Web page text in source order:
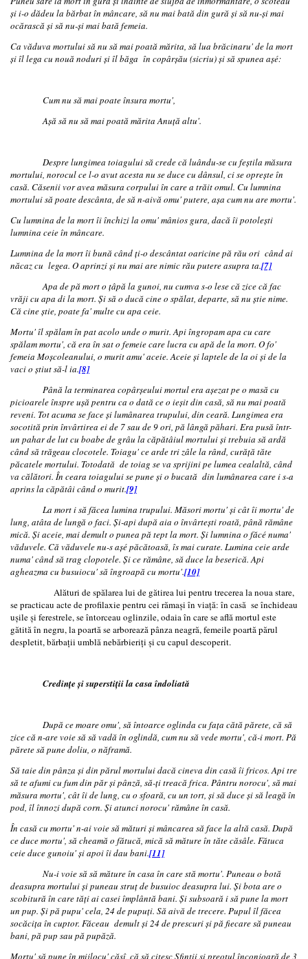
şi i-o dădeu la bărbat în mâncare, să nu mai bată din gură şi să nu-şi mai
ocărască şi să nu-şi mai bată femeia.
Ca văduva mortului să nu să mai poată mărita, să lua brăcinaru' de la mort
şi îl lega cu nouă noduri şi îl băga în copârşău (sicriu) şi să spunea aşé:
Cum nu să mai poate însura mortu',
Aşă să nu să mai poată mărita Anuţă altu'.
Despre lungimea toiagului să crede că luându-se cu feştila măsura
mortului, norocul ce l-o avut acesta nu se duce cu dânsul, ci se opreşte în
casă. Căsenii vor avea măsura corpului în care a trăit omul. Cu lumnina
mortului să poate descânta, de să n-aivă omu' putere, aşa cum nu are mortu'.
Cu lumnina de la mort îi închizi la omu' mânios gura, dacă îi potoleşti
lumnina ceie în mâncare.
Lumnina de la mort îi bună când ţi-o descântat oaricine pă rău ori când ai
năcaz cu legea. O aprinzi şi nu mai are nimic rău putere asupra ta.[7]
Apa de pă mort o ţâpă la gunoi, nu cumva s-o lese că zice că fac
vrăji cu apa di la mort. Şi să o ducă cine o spălat, departe, să nu ştie nime.
Că cine ştie, poate fa' multe cu apa ceie.
Mortu' îl spălam în pat acolo unde o murit. Api îngropam apa cu care
spălam mortu', că era în sat o femeie care lucra cu apă de la mort. O fo'
femeia Moşcoleanului, o murit amu' aceie. Aceie şi laptele de la oi şi de la
vaci o ştiut să-l ia.[8]
Până la terminarea copârşeului mortul era aşezat pe o masă cu
picioarele înspre uşă pentru ca o dată ce o ieşit din casă, să nu mai poată
reveni. Tot acuma se face şi lumânarea trupului, din ceară. Lungimea era
socotită prin învârtirea ei de 7 sau de 9 ori, pă lângă păhari. Era pusă într-
un pahar de lut cu boabe de grâu la căpătâiul mortului şi trebuia să ardă
când să trăgeau clocotele. Toiagu' ce arde tri zâle la rând, curăţă tăte
păcatele mortului. Totodată de toiag se va sprijini pe lumea cealaltă, când
va călători. În ceara toiagului se pune şi o bucată din lumânarea care i s-a
aprins la căpătâi când o murit.[9]
La mort i să făcea lumina trupului. Măsori mortu' şi cât îi mortu' de
lung, atâta de lungă o faci. Şi-api după aia o învârteşti roată, până rămâne
mică. Şi aceie, mai demult o punea pă tept la mort. Şi lumnina o făcé numa'
văduvele. Că văduvele nu-s aşé păcătoasă, îs mai curate. Lumina ceie arde
numa' când să trag clopotele. Şi ce rămâne, să duce la beserică. Api
agheazma cu busuiocu' să îngroapă cu mortu'.[10]
Alături de spălarea lui de gătirea lui pentru trecerea la noua stare,
se practicau acte de profilaxie pentru cei rămaşi în viaţă: în casă se închideau
ușile și ferestrele, se întorceau oglinzile, odaia în care se află mortul este
gătită în negru, la poartă se arborează pânza neagră, femeile poartă părul
despletit, bărbaţii umblă nebărbieriţi şi cu capul descoperit.
Credinţe şi superstiţii la casa îndoliată
După ce moare omu', să întoarce oglinda cu faţa cătă părete, că să
zice că n-are voie să să vadă în oglindă, cum nu să vede mortu', că-i mort. Pă
părete să pune doliu, o năframă.
Să taie din pânza şi din părul mortului dacă cineva din casă îi fricos. Api tre
să te afumi cu fum din păr şi pânză, să-ţi treacă frica. Pântru norocu', să mai
măsura mortu', cât îi de lung, cu o sfoară, cu un tort, şi să duce şi să leagă în
pod, îl înnozi după corn. Şi atunci norocu' rămâne în casă.
În casă cu mortu' n-ai voie să mături şi mâncarea să face la altă casă. După
ce duce mortu', să cheamă o fătucă, mică să măture în tăte căsâle. Fătuca
ceie duce gunoiu' şi apoi îi dau bani.[11]
Nu-i voie să să măture în casa în care stă mortu'. Puneau o botă
deasupra mortului şi puneau struţ de busuioc deasupra lui. Şi bota are o
scobitură în care tăţi ai casei împlântă bani. Şi subsoară i să pune la mort
un pup. Şi pă pupu' cela, 24 de pupuţi. Să aivă de trecere. Pupul îl făcea
socăciţa în cuptor. Făceau demult şi 24 de prescuri şi pă fiecare să puneau
bani, pă pup sau pă pupăză.
Mortu' să pune în mijlocu' căsî, că să citesc Sfinţii şi preotul înconjoară de 3